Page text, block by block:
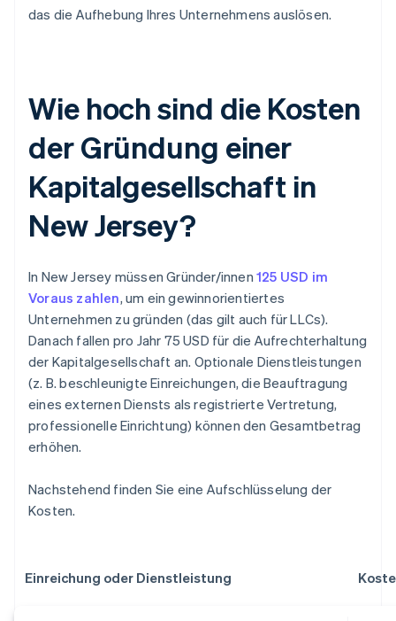
das die Aufhebung Ihres Unternehmens auslösen.
Wie hoch sind die Kosten
der Gründung einer
Kapitalgesellschaft in
New Jersey?
In New Jersey müssen Gründer/innen 125 USD im
Voraus zahlen, um ein gewinnorientiertes
Unternehmen zu gründen (das gilt auch für LLCs).
Danach fallen pro Jahr 75 USD für die Aufrechterhaltung
der Kapitalgesellschaft an. Optionale Dienstleistungen
(z. B. beschleunigte Einreichungen, die Beauftragung
eines externen Diensts als registrierte Vertretung,
professionelle Einrichtung) können den Gesamtbetrag
erhöhen.
Nachstehend finden Sie eine Aufschlüsselung der
Kosten.
Einreichung oder Dienstleistung